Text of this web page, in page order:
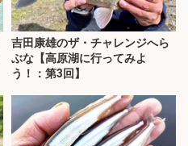
吉田康雄のザ・チャレンジへら
ぶな【高原湖に行ってみよ
う！：第3回】